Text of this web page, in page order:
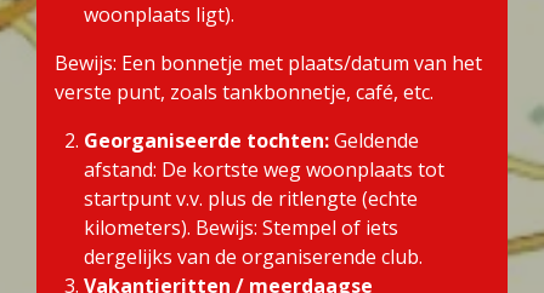
woonplaats ligt).
Bewijs: Een bonnetje met plaats/datum van het
verste punt, zoals tankbonnetje, café, etc.
Georganiseerde tochten:Geldende
afstand: De kortste weg woonplaats tot
startpunt v.v. plus de ritlengte (echte
kilometers). Bewijs: Stempel of iets
dergelijks van de organiserende club.
Vakantieritten / meerdaagse